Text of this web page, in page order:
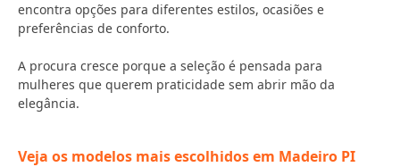
encontra opções para diferentes estilos, ocasiões e
preferências de conforto.
A procura cresce porque a seleção é pensada para
mulheres que querem praticidade sem abrir mão da
elegância.
Veja os modelos mais escolhidos em Madeiro PI